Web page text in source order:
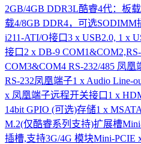
2GB/4GB DDR3L酷睿4代：板
载4/8GB DDR4，可选SODIMM
i211-ATI/O接口3 x USB2.0, 1 x
接口2 x DB-9
COM3&COM4 RS-232/485 凤
RS-232凤凰端子1 x Audio Line-
x 凤凰端子远程开关接口1 x
14bit GPIO (可选)存储1 x
M.2(仅酷睿系列支持)扩展槽
插槽,支持3G/4G 模块Mini-PCIE